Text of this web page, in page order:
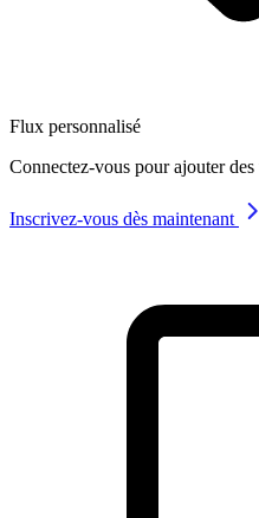
Flux personnalisé
Connectez-vous pour ajouter
Inscrivez-vous dès maintenant